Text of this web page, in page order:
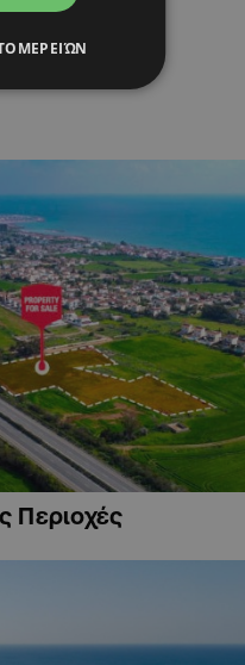
Περιοχές